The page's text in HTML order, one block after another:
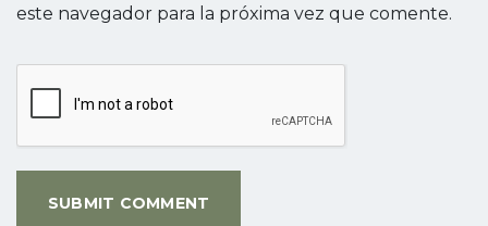
este navegador para la próxima vez que comente.